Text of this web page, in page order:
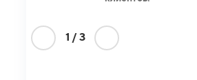
1 /3